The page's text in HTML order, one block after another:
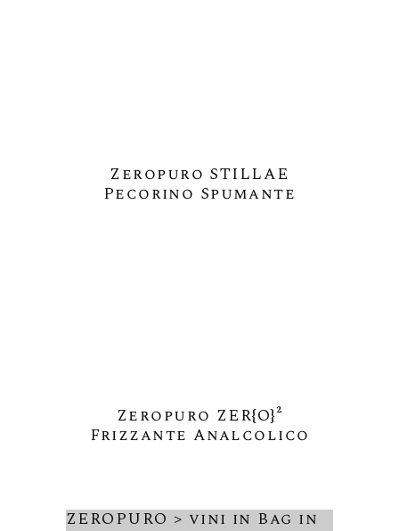
Zeropuro STILLAE
Pecorino Spumante
Zeropuro ZER{O}²
Frizzante Analcolico
ZEROPURO > vini in Bag in